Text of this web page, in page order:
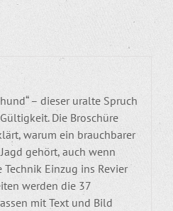
– dieser uralte Spruch
Die Broschüre
warum ein brauchbarer
gehört, auch wenn
Einzug ins Revier
werden die 37
mit Text und Bild